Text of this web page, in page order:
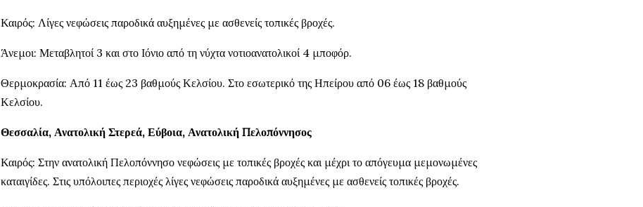
Καιρός: Λίγες νεφώσεις παροδικά αυξημένες με ασθενείς τοπικές βροχές.
Άνεμοι: Μεταβλητοί 3 και στο Ιόνιο από τη νύχτα νοτιοανατολικοί 4 μποφόρ.
Θερμοκρασία: Από 11 έως 23 βαθμούς Κελσίου. Στο εσωτερικό της Ηπείρου από 06 έως 18 βαθμούς
Κελσίου.
Θεσσαλία, Ανατολική Στερεά, Εύβοια, Ανατολική Πελοπόννησος
Καιρός: Στην ανατολική Πελοπόννησο νεφώσεις με τοπικές βροχές και μέχρι το απόγευμα μεμονωμένες
καταιγίδες. Στις υπόλοιπες περιοχές λίγες νεφώσεις παροδικά αυξημένες με ασθενείς τοπικές βροχές.